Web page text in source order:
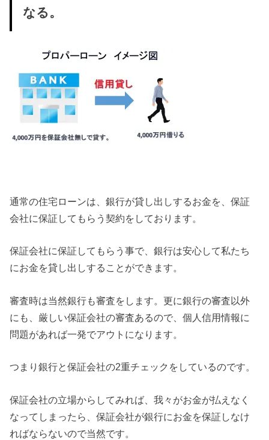
なる。
通常の住宅ローンは、銀行が貸し出しするお金を、保証
会社に保証してもらう契約をしております。
保証会社に保証してもらう事で、銀行は安心して私たち
にお金を貸し出しすることができます。
審査時は当然銀行も審査をします。更に銀行の審査以外
にも、厳しい保証会社の審査あるので、個人信用情報に
問題があれば一発でアウトになります。
つまり銀行と保証会社の2重チェックをしているのです。
保証会社の立場からしてみれば、我々がお金が払えなく
なってしまったら、保証会社が銀行にお金を保証しなけ
ればならないので当然です。